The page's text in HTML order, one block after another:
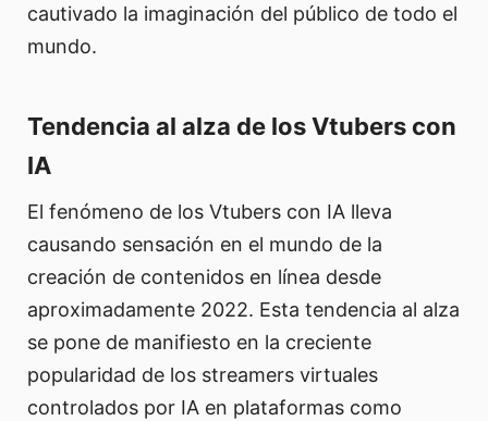
cautivado la imaginación del público de todo el
mundo.
Tendencia al alza de los Vtubers con
IA
El fenómeno de los Vtubers con IA lleva
causando sensación en el mundo de la
creación de contenidos en línea desde
aproximadamente 2022. Esta tendencia al alza
se pone de manifiesto en la creciente
popularidad de los streamers virtuales
controlados por IA en plataformas como